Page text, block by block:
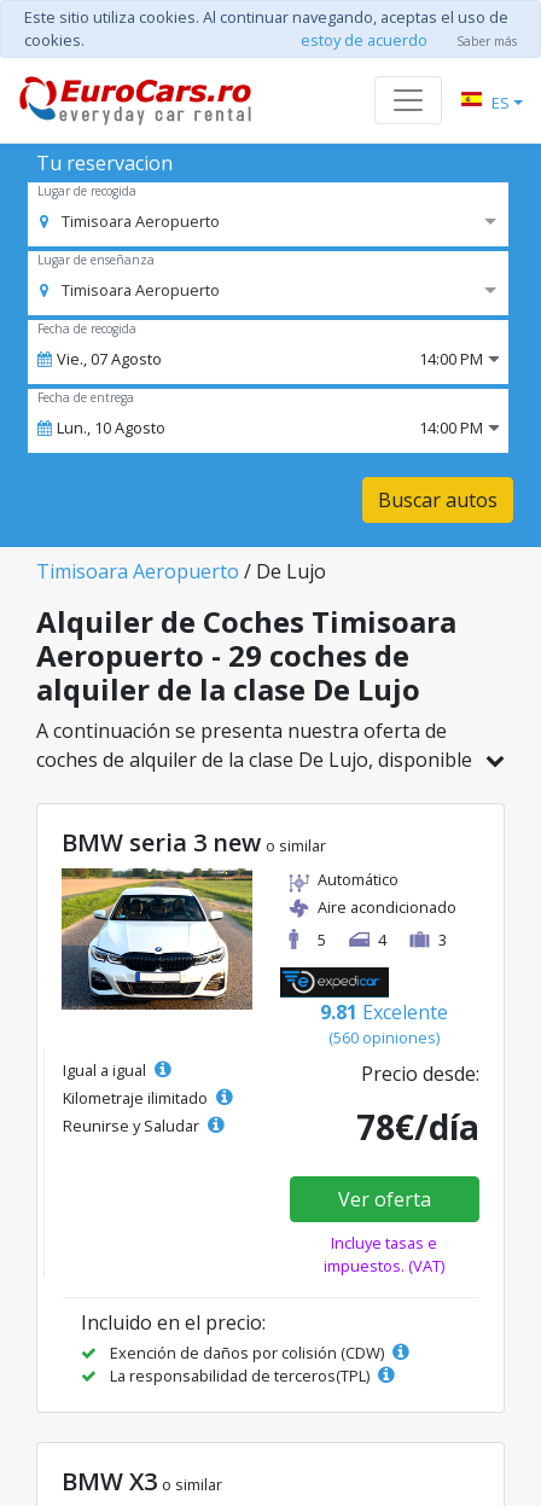
Este sitio utiliza cookies. Al continuar navegando, aceptas el uso de
cookies.
estoy de acuerdo Saber más
ES
Tu reservacion
Lugar de recogida
Timisoara Aeropuerto
Lugar de enseñanza
Timisoara Aeropuerto
Fecha de recogida
Vie.,07Agosto 14:00 PM
Fecha de entrega
Lun., 10Agosto 14:00 PM
Buscar autos
Timisoara Aeropuerto / De Lujo
Alquiler de Coches Timisoara
Aeropuerto - 29 coches de
alquiler de la clase De Lujo
A continuación se presenta nuestra oferta de
coches de alquiler de la clase De Lujo, disponible
modelo ideal de la categoría seleccionada, con
tarifas excelentes desde solo 45€/día.
BMW seria 3 new o similar
Automático
Aire acondicionado
5
4 3
9.81 Excelente
(560 opiniones)
Igual a igual
Kilometraje ilimitado
Reunirse y Saludar
Precio desde:
78€/día
Ver oferta
Incluye tasas e
impuestos. (VAT)
Incluido en el precio:
Exención de daños por colisión (CDW)
La responsabilidad de terceros(TPL)
BMW X3 o similar